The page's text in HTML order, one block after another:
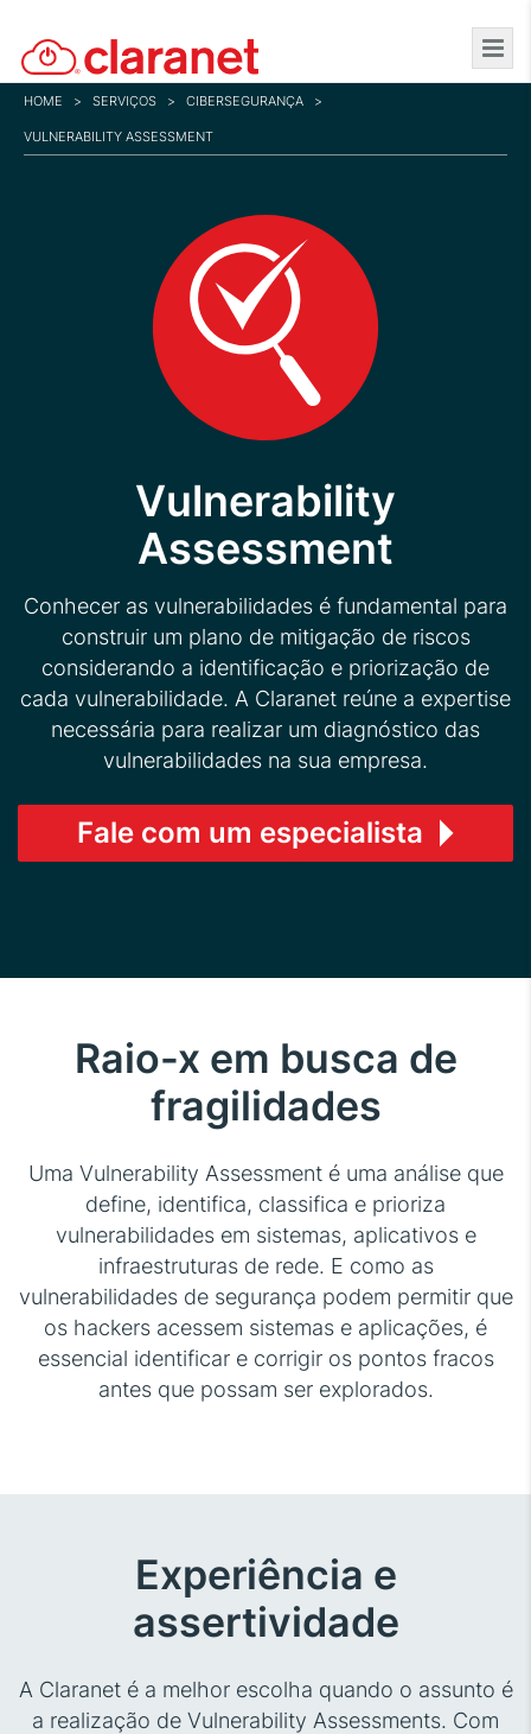
to
main
HOME > SERVIÇOS > CIBERSEGURANÇA >
VULNERABILITY ASSESSMENT
Vulnerability
Assessment
Conhecer as vulnerabilidades é fundamental para
construir um plano de mitigação de riscos
considerando a identificação e priorização de
cada vulnerabilidade. A Claranet reúne a expertise
necessária para realizar um diagnóstico das
vulnerabilidades na sua empresa.
Fale com um especialista
Raio-x em busca de
fragilidades
Uma Vulnerability Assessment é uma análise que
define, identifica, classifica e prioriza
vulnerabilidades em sistemas, aplicativos e
infraestruturas de rede. E como as
vulnerabilidades de segurança podem permitir que
os hackers acessem sistemas e aplicações, é
essencial identificar e corrigir os pontos fracos
antes que possam ser explorados.
Experiência e
assertividade
A Claranet é a melhor escolha quando o assunto é
a realização de Vulnerability Assessments. Com